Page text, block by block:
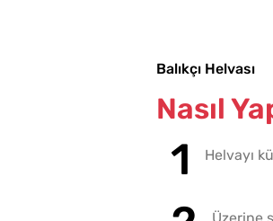
Balıkçı Helvası
Nasıl
Helvayı